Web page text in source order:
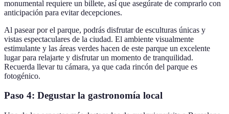
monumental requiere un billete, así que asegúrate de comprarlo con
anticipación para evitar decepciones.
Al pasear por el parque, podrás disfrutar de esculturas únicas y
vistas espectaculares de la ciudad. El ambiente visualmente
estimulante y las áreas verdes hacen de este parque un excelente
lugar para relajarte y disfrutar un momento de tranquilidad.
Recuerda llevar tu cámara, ya que cada rincón del parque es
fotogénico.
Paso 4: Degustar la gastronomía local